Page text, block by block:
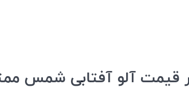
قیمت آلو آفتابی شمس